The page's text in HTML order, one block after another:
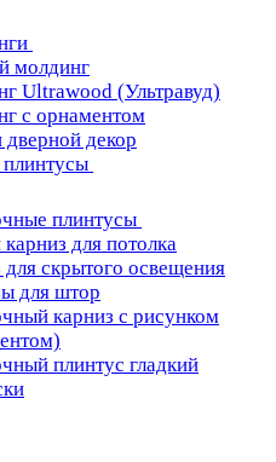
молдинг
Ultrawood (Ультравуд)
с орнаментом
декор
плинтусы
для потолка
для скрытого освещения
для штор
карниз с рисунком
плинтус гладкий